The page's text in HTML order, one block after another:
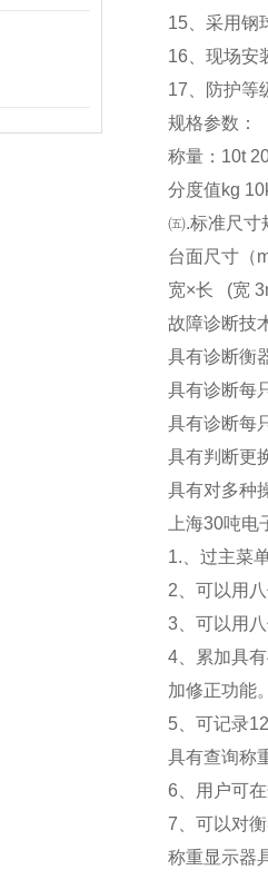
15 、采用
16 、现场
17 、防护
规格参数：
称量：10t
分度值kg
㈤.标准尺寸
台面尺寸（
宽×长 (宽
故障诊断技
具有诊断衡
具有诊断每
具有诊断每
具有判断更
具有对多种
上海30吨
1. 、过主菜
2 、可以用
3 、可以用
4 、累加具
加修正功能
5 、可记录
具有查询称
6 、用户可
7 、可以对
称重显示器